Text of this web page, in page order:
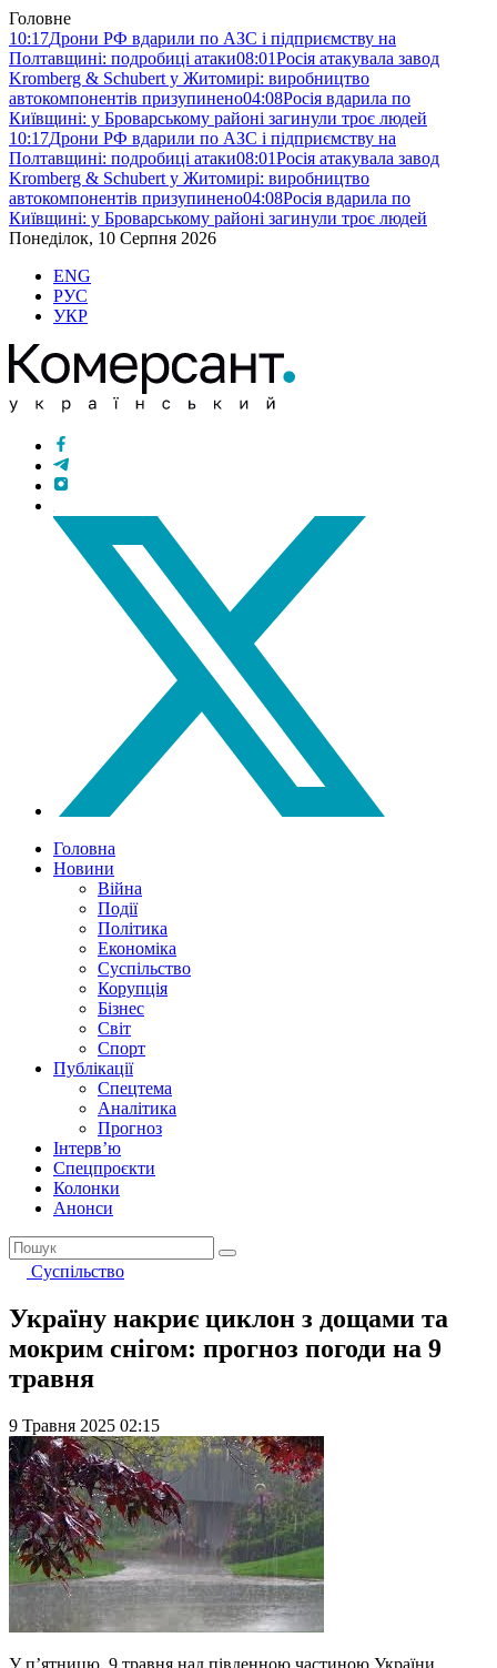
Головне
10:17Дрони РФ вдарили по АЗС і підприємству на
Полтавщині: подробиці атаки08:01Росія атакувала завод
Kromberg & Schubert у Житомирі: виробництво
автокомпонентів призупинено04:08Росія вдарила по
Київщині: у Броварському районі загинули троє людей
10:17Дрони РФ вдарили по АЗС і підприємству на
Полтавщині: подробиці атаки08:01Росія атакувала завод
Kromberg & Schubert у Житомирі: виробництво
автокомпонентів призупинено04:08Росія вдарила по
Київщині: у Броварському районі загинули троє людей
Понеділок, 10 Серпня 2026
ENG
РУС
УКР
Головна
Новини
Війна
Події
Політика
Економіка
Суспільство
Корупція
Бізнес
Світ
Спорт
Публікації
Спецтема
Аналітика
Прогноз
Інтерв’ю
Спецпроєкти
Колонки
Анонси
Суспільство
Україну накриє циклон з дощами та
мокрим снігом: прогноз погоди на 9
травня
9 Травня 2025 02:15
У п’ятницю, 9 травня над південною частиною України